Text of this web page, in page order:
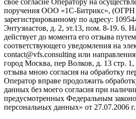
свое согласие Оператору на
поручения ООО «1С-Битрикс», (ОГРН
зарегистрированному по адресу:
Энтузиастов, д. 2, эт.13, пом. 8-19. 6.
действует до момента его отзыва
соответствующего уведомления на
contact@vfs.consulting или
город Москва, пер Волков, д. 13 стр.
отзыва мною согласия на обработку
Оператор вправе продолжить
данных без моего согласия при
предусмотренных Федеральным
персональных данных» от 27.07.2006 г.